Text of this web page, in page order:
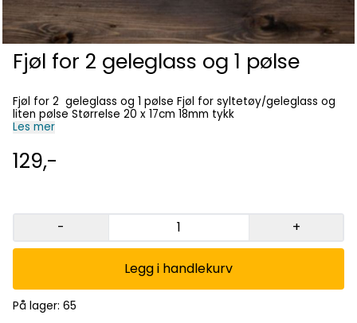
Fjøl for 2 geleglass og 1 pølse
Fjøl for 2 geleglass og 1 pølse Fjøl for syltetøy/geleglass og
Les mer
129,-
- +
Legg i handlekurv
På lager: 65